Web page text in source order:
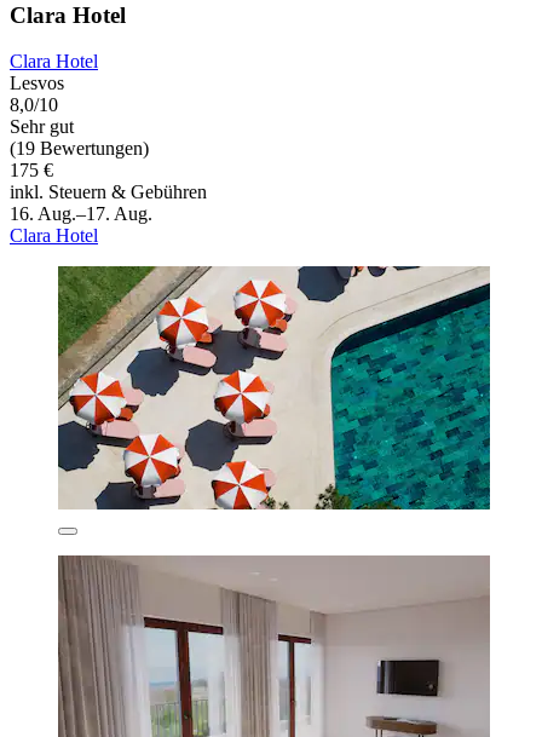
Clara Hotel
Clara Hotel
Lesvos
8,0/10
Sehr gut
(19 Bewertungen)
175 €
inkl. Steuern & Gebühren
16. Aug.–17. Aug.
Clara Hotel